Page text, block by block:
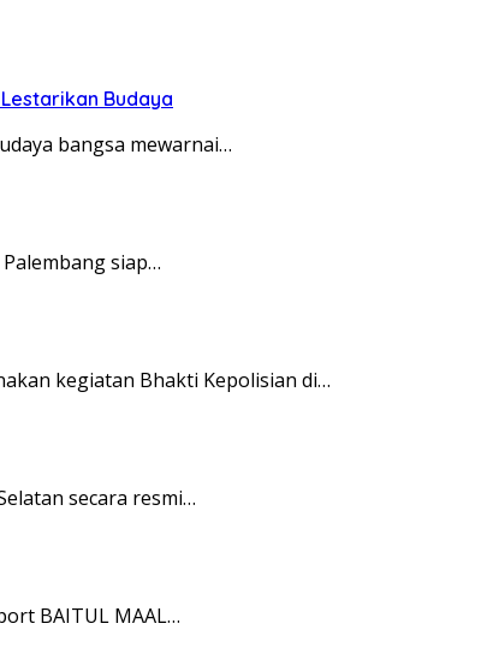
Budaya
bangsa mewarnai…
siap…
kegiatan Bhakti Kepolisian di…
secara resmi…
BAITUL MAAL…